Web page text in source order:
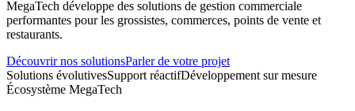
MegaTech développe des solutions de gestion commerciale
performantes pour les grossistes, commerces, points de vente et
restaurants.
Découvrir nos solutionsParler de votre projet
Solutions évolutivesSupport réactifDéveloppement sur mesure
Écosystème MegaTech